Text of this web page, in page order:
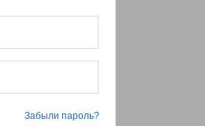
Забыли пароль?